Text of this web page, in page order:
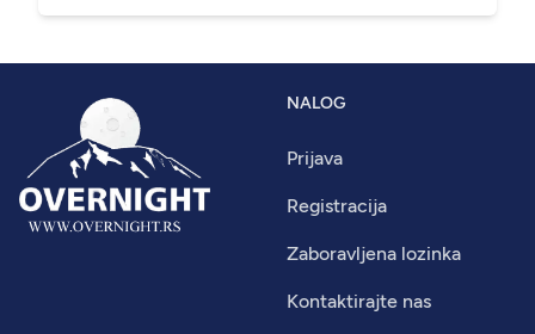
NALOG
Prijava
Registracija
Zaboravljena lozinka
Kontaktirajte nas